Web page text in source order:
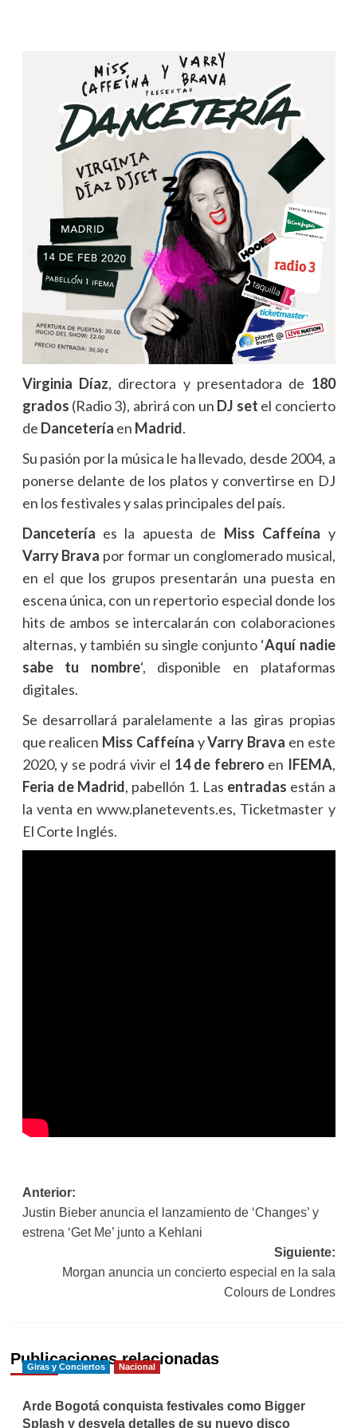
Virginia Díaz, directora y presentadora de 180
grados (Radio 3), abrirá con un DJ set el concierto
de Dancetería en Madrid.
Su pasión por la música le ha llevado, desde 2004, a
ponerse delante de los platos y convertirse en DJ
en los festivales y salas principales del país.
Dancetería es la apuesta de Miss Caffeína y
Varry Brava por formar un conglomerado musical,
en el que los grupos presentarán una puesta en
escena única, con un repertorio especial donde los
hits de ambos se intercalarán con colaboraciones
alternas, y también su single conjunto ‘Aquí nadie
sabe tu nombre‘, disponible en plataformas
digitales.
Se desarrollará paralelamente a las giras propias
que realicen Miss Caffeína yVarry Brava en este
2020, y se podrá vivir el 14 de febrero en IFEMA,
Feria de Madrid, pabellón 1. Las entradas están a
la venta en www.planetevents.es, Ticketmaster y
El Corte Inglés.
Navegación
de
entradas
Anterior:
Justin Bieber anuncia el lanzamiento de ‘Changes’ y
estrena ‘Get Me’ junto a Kehlani
Siguiente:
Morgan anuncia un concierto especial en la sala
Colours de Londres
Publicaciones relacionadas
Giras y Conciertos Nacional
Arde Bogotá conquista festivales como Bigger
Splash y desvela detalles de su nuevo disco